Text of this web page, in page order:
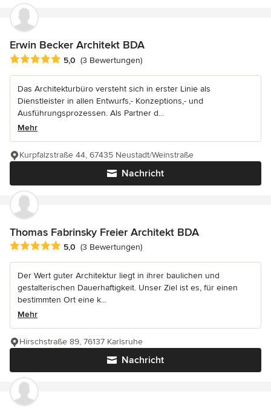
Erwin Becker Architekt BDA
Durchschnittliche Bewertung: 5 von 5 Sternen
5,0 (3 Bewertungen)
Das Architekturbüro versteht sich in erster Linie als
Dienstleister in allen Entwurfs,- Konzeptions,- und
Ausführungsprozessen. Als Partner d...
Mehr
Nachricht
Kurpfalzstraße 44, 67435 Neustadt/Weinstraße
Thomas Fabrinsky Freier Architekt BDA
Durchschnittliche Bewertung: 5 von 5 Sternen
5,0 (3 Bewertungen)
Der Wert guter Architektur liegt in ihrer baulichen und
gestalterischen Dauerhaftigkeit. Unser Ziel ist es, für einen
bestimmten Ort eine k...
Mehr
Nachricht
Hirschstraße 89, 76137 Karlsruhe